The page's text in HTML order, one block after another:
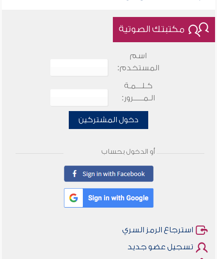
مكتبتك الصوتية
اسم
المستخدم:
كـلـــمـة
الـمـــــرور:
دخول المشتركين
أو الدخول بحساب
استرجاع الرمز السري
تسجيل عضو جديد